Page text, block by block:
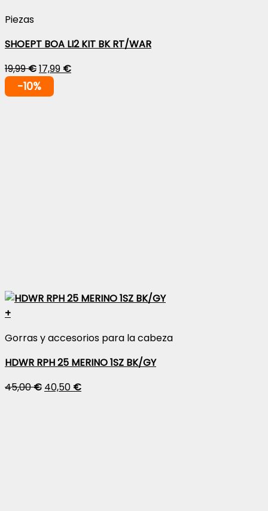
Piezas
SHOEPT BOA LI2 KIT BK RT/WAR
19,99€17,99 €
-10%
+
Gorras y accesorios para la cabeza
HDWR RPH 25 MERINO 1SZ BK/GY
45,00€ 40,50 €